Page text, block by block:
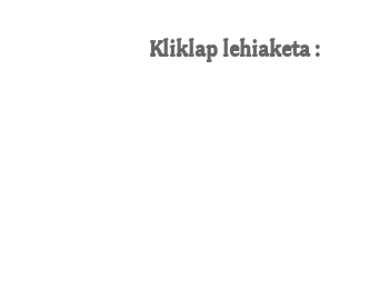
Kliklap lehiaketa :